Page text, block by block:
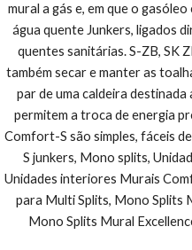
mural a gás e, em que o
água quente Junkers, ligados
quentes sanitárias. S-ZB, SK
também secar e manter as
par de uma caldeira
permitem a troca de energia
Comfort-S são simples, fáceis
S junkers, Mono splits,
Unidades interiores Murais
para Multi Splits, Mono Splits
Mono Splits Mural